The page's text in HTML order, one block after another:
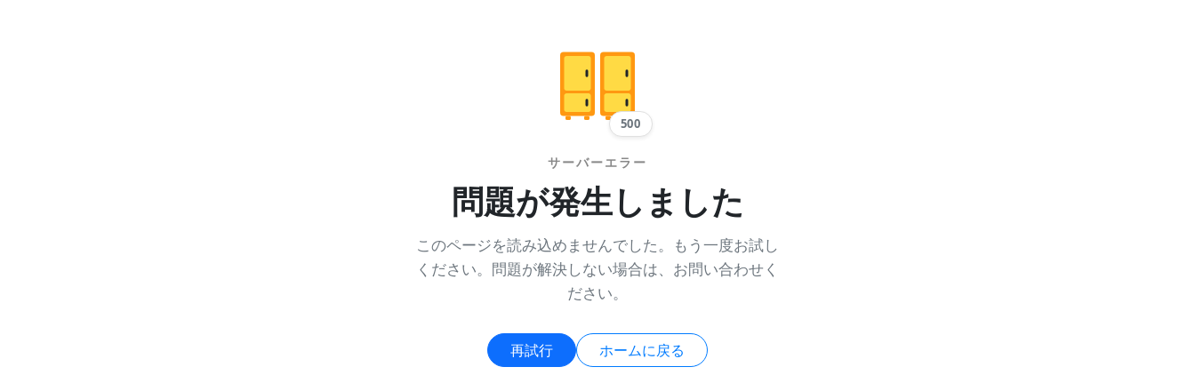
500
サーバーエラー
問題が発生しました
このページを読み込めませんでした。もう一度お試し
ください。問題が解決しない場合は、お問い合わせく
ださい。
再試行 ホームに戻る